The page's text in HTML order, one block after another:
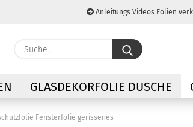
Anleitungs Videos Folien
Suche...
GLASDEKORFOLIE DUSCHE
Fensterfolie gerissenes